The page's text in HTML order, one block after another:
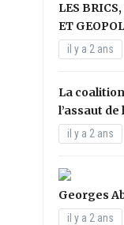
LES
ET
il y a 2 ans
La
l’assaut
il y a 2 ans
Georges
il y a 2 ans